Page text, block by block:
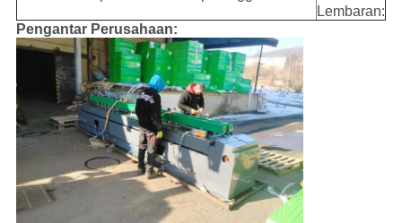
Lembaran:
Pengantar Perusahaan: